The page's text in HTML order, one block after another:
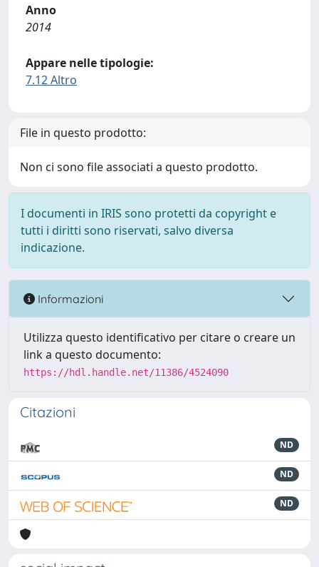
Anno
2014
Appare nelle tipologie:
7.12 Altro
File in questo prodotto:
Non ci sono file associati a questo prodotto.
I documenti in IRIS sono protetti da copyright e
tutti i diritti sono riservati, salvo diversa
indicazione.
Informazioni
Utilizza questo identificativo per citare o creare un
link a questo documento:
https://hdl.handle.net/11386/4524090
Citazioni
ND
ND
ND